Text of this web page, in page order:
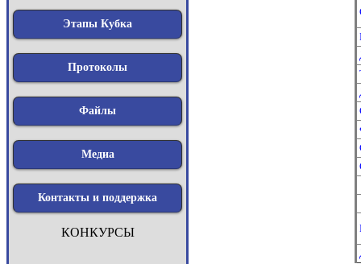
Этапы Кубка
Протоколы
Файлы
Медиа
Контакты и поддержка
КОНКУРСЫ